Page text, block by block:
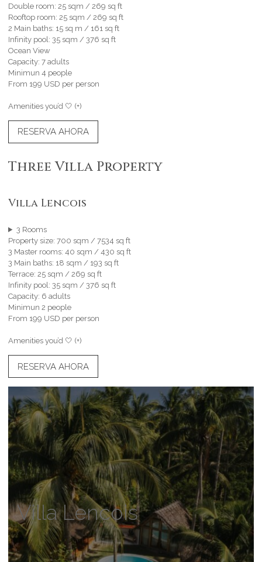
Double room: 25 sqm / 269 sq ft
Rooftop room: 25 sqm / 269 sq ft
2 Main baths: 15 sq m / 161 sq ft
Infinity pool: 35 sqm / 376 sq ft
Ocean View
Capacity: 7 adults
Minimun 4 people
From 199 USD per person
Amenities you’d 🤍 (+)
RESERVA AHORA
Three Villa Property
Villa Lencois
3 Rooms
Property size: 700 sqm / 7534 sq ft
3 Master rooms: 40 sqm / 430 sq ft
3 Main baths: 18 sqm / 193 sq ft
Terrace: 25 sqm / 269 sq ft
Infinity pool: 35 sqm / 376 sq ft
Capacity: 6 adults
Minimun 2 people
From 199 USD per person
Amenities you’d 🤍 (+)
RESERVA AHORA
Villa Lencois